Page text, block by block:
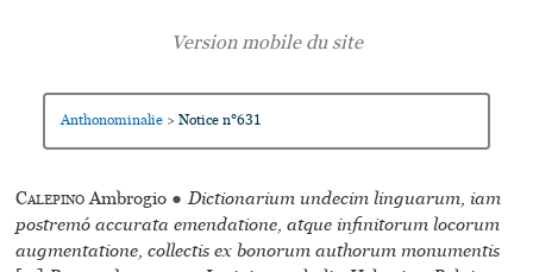
Anthonominalie > Notice n°631
CalepinoAmbrogio ● Dictionarium undecim linguarum, iam
postremó accurata emendatione, atque infinitorum locorum
augmentatione, collectis ex bonorum authorum monumentis